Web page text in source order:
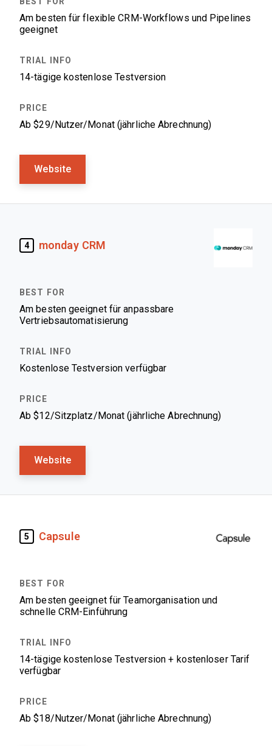
Am besten für flexible CRM-Workflows und Pipelines
geeignet
14-tägige kostenlose Testversion
Ab $29/Nutzer/Monat (jährliche Abrechnung)
Website
4 monday CRM
Am besten geeignet für anpassbare
Vertriebsautomatisierung
Kostenlose Testversion verfügbar
Ab $12/Sitzplatz/Monat (jährliche Abrechnung)
Website
5 Capsule
Am besten geeignet für Teamorganisation und
schnelle CRM-Einführung
14-tägige kostenlose Testversion + kostenloser Tarif
verfügbar
Ab $18/Nutzer/Monat (jährliche Abrechnung)